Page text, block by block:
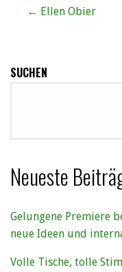
← Ellen Obier
SUCHEN
Neueste
Gelungene Premiere
neue Ideen und
Volle Tische, tolle